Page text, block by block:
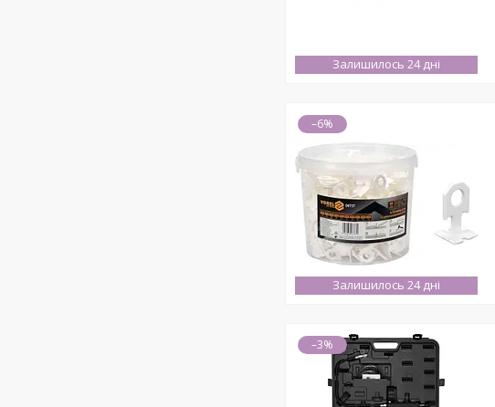
Залишилось 24 дні
–6%
Залишилось 24 дні
–3%